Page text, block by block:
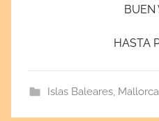
BUEN
HASTA
Islas Baleares, Mallorca